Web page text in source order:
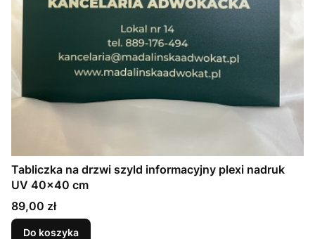
Tabliczka na drzwi szyld informacyjny plexi nadruk
UV 40x40 cm
Cena
89,00 zł
Do koszyka